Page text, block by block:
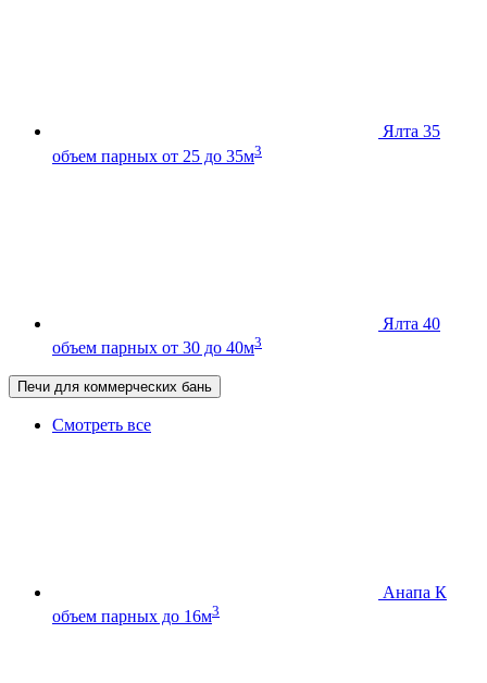
Ялта 35
объем парных от 25 до 35м3
Ялта 40
объем парных от 30 до 40м3
Печи для коммерческих бань
Смотреть все
Анапа К
объем парных до 16м3